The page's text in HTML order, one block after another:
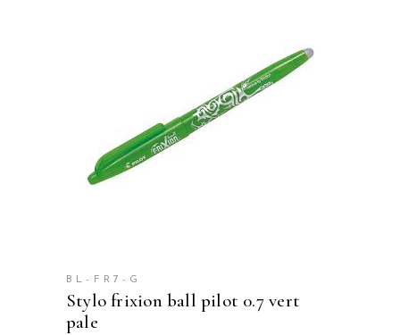
BL-FR7-G
stylo frixion ball pilot 0.7 vert
pale